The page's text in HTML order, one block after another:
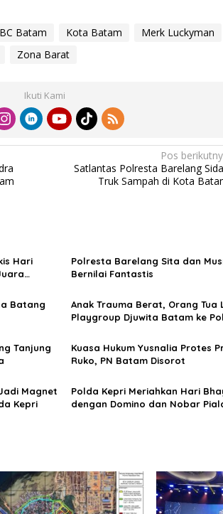
BC Batam Kota Batam
Merk Luckyman
Zona Barat
Ikuti Kami
Pos
Satlantas Polresta Barelang
Truk Sampah di Kota
Hari
Polresta Barelang Sita dan
Bernilai Fantastis
Batang
Anak Trauma Berat, Orang Tua
Playgroup Djuwita Batam ke
Tanjung
Kuasa Hukum Yusnalia Protes
Ruko, PN Batam Disorot
Magnet
Kepri
Polda Kepri Meriahkan Hari
dengan Domino dan Nobar